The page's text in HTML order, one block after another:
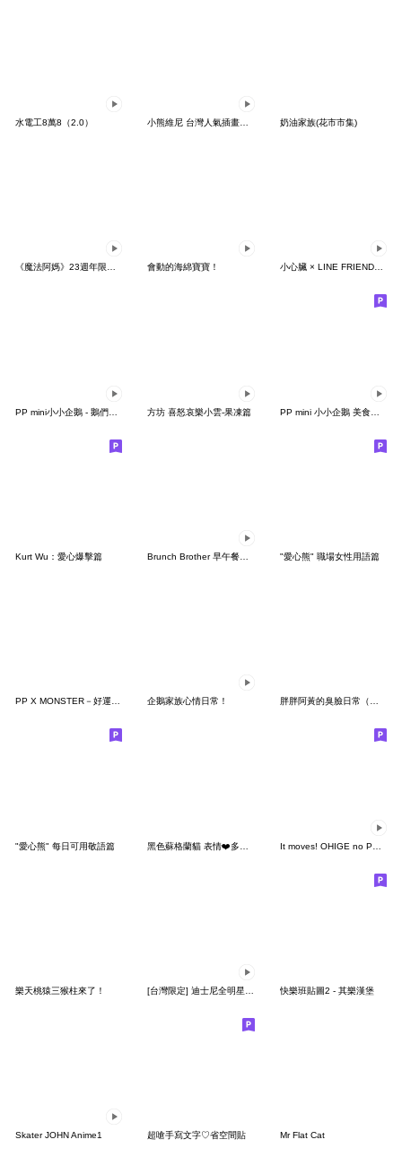
水電工8萬8（2.0） 奶油家族(花市市集)
《魔法阿媽》23週年限定款 會動的海綿寶寶！ 小心臟 × LINE FRIENDS 快樂跳舞
方坊 喜怒哀樂小雲-果凍篇 PP mini 小小企鵝 美食天堂
Kurt Wu：愛心爆擊篇 "愛心熊" 職場女性用語篇
PP X MONSTER－好運造訪每一天 企鵝家族心情日常！ 胖胖阿黃的臭臉日常（改版篇）
"愛心熊" 每日可用敬語篇 It moves! OHIGE no PON.
樂天桃猿三猴柱來了！ 快樂班貼圖2 - 其樂漢堡
Skater JOHN Anime1 超嗆手寫文字♡省空間貼 Mr Flat Cat